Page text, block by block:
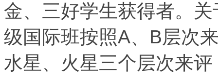
金、三好学生获得者。
级国际班按照A、B层次
水星、火星三个层次来